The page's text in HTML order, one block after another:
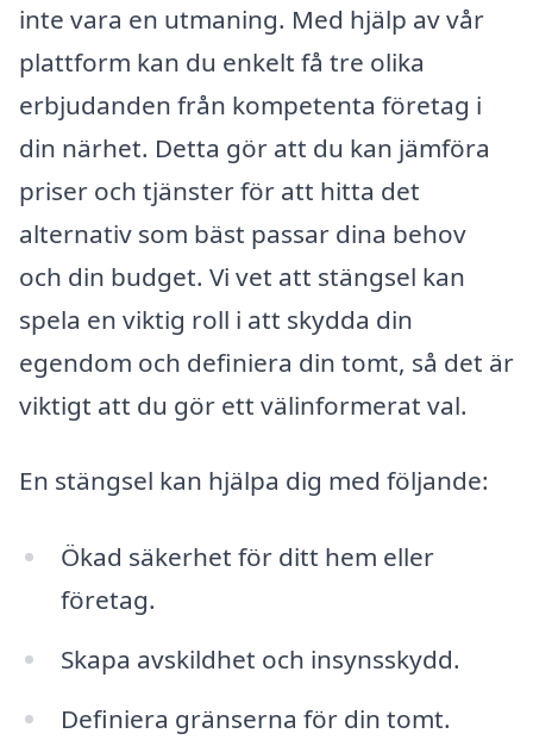
inte vara en utmaning. Med hjälp av vår
plattform kan du enkelt få tre olika
erbjudanden från kompetenta företag i
din närhet. Detta gör att du kan jämföra
priser och tjänster för att hitta det
alternativ som bäst passar dina behov
och din budget. Vi vet att stängsel kan
spela en viktig roll i att skydda din
egendom och definiera din tomt, så det är
viktigt att du gör ett välinformerat val.
En stängsel kan hjälpa dig med följande:
Ökad säkerhet för ditt hem eller
företag.
Skapa avskildhet och insynsskydd.
Definiera gränserna för din tomt.